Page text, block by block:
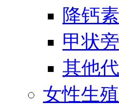
降钙素
甲状
其他
女性生